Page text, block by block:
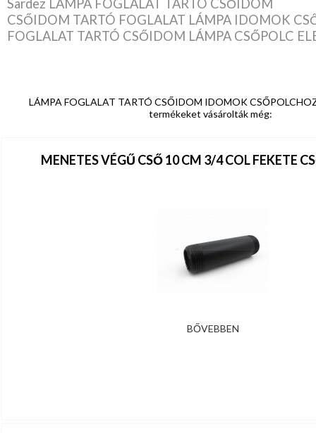
Sardez LÁMPA FOGLALAT TARTÓ CSŐIDOM
CSŐIDOM TARTÓ FOGLALAT LÁMPA IDOMOK
FOGLALAT TARTÓ CSŐIDOM LÁMPA CSŐPOLC
LÁMPA FOGLALAT TARTÓ CSŐIDOM IDOMOK
termékeket vásárolták még:
MENETES VÉGŰ CSŐ 10 CM 3/4 COL FEKETE
BŐVEBBEN